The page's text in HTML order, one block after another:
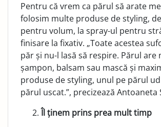
Pentru că vrem ca părul să arate
folosim multe produse de styling,
pentru volum, la spray-ul pentru
finisare la fixativ. „Toate acestea
păr și nu-l lasă să respire. Părul are
șampon, balsam sau mască și
produse de styling, unul pe părul
părul uscat.”, precizează Antoaneta
Îl ținem prins prea mult timp